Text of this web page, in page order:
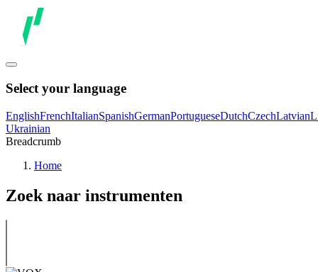
Select your language
EnglishFrenchItalianSpanishGermanPortugueseDutchCzechLatvian
Ukrainian
Breadcrumb
Home
Zoek naar instrumenten